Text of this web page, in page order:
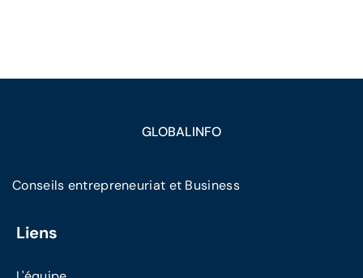
GLOBALINFO
Conseils entrepreneuriat et Business
Liens